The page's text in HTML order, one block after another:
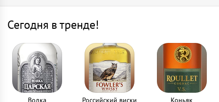
Сегодня в тренде!
Водка Российский виски Коньяк